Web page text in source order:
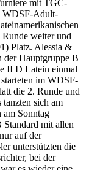
mit TGC-
WDSF-Adult-
weiter und
Platz. Alessia &
der Hauptgruppe B
II D Latein einmal
im WDSF-
die 2. Runde und
sich am
am Sonntag
mit allen
auf der
unterstützten die
bei der